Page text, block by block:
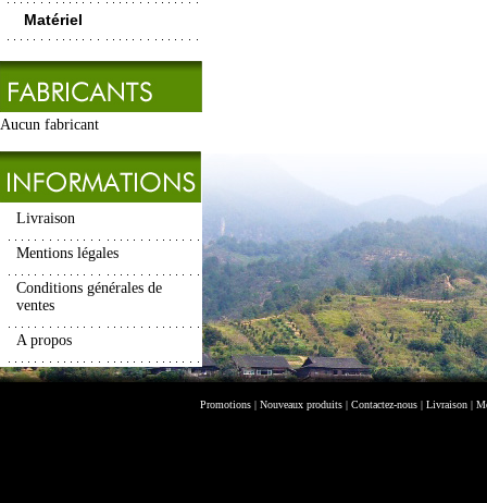
Matériel
Aucun fabricant
Livraison
Mentions légales
Conditions générales de
ventes
A propos
Promotions| Nouveaux produits| Contactez-nous| Livraison|